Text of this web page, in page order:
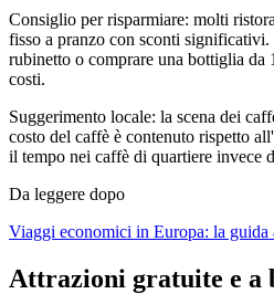
Consiglio per risparmiare: molti
fisso a pranzo con sconti significativi.
rubinetto o comprare una bottiglia da
costi.
Suggerimento locale: la scena dei
costo del caffè è contenuto rispetto
il tempo nei caffè di quartiere invece
Da leggere dopo
Viaggi economici in Europa: la
Attrazioni gratuite e a